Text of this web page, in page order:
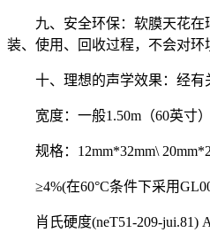
九、安全环保：软膜天花
装、使用、回收过程，不会对环
十、理想的声学效果：经有
宽度：一般1.50m（60英寸
规格：12mm*32mm\
≥4%(在60°C条件下采用
肖氏硬度(neT51-209-jui.81)